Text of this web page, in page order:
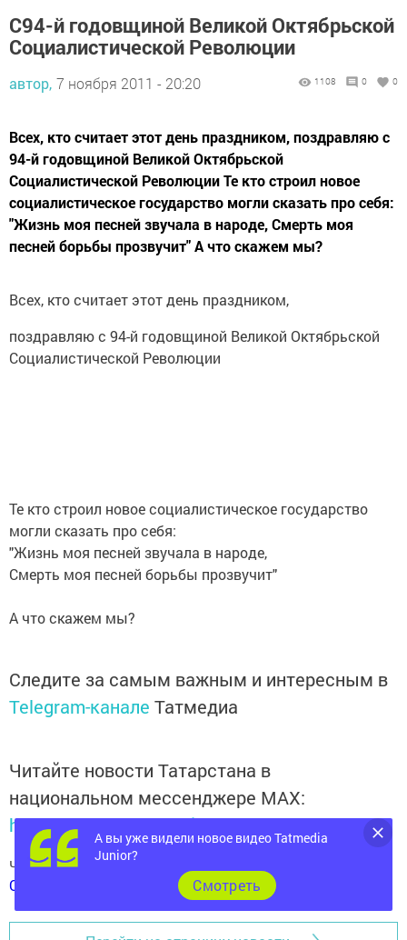
С94-й годовщиной Великой Октябрьской
Социалистической Революции
автор, 7 ноября 2011 - 20:20 1108 0 0
Всех, кто считает этот день праздником, поздравляю с
94-й годовщиной Великой Октябрьской
Социалистической Революции Те кто строил новое
социалистическое государство могли сказать про себя:
"Жизнь моя песней звучала в народе, Смерть моя
песней борьбы прозвучит" А что скажем мы?
Всех, кто считает этот день праздником,
поздравляю с 94-й годовщиной Великой Октябрьской
Социалистической Революции
Те кто строил новое социалистическое государство
могли сказать про себя:
"Жизнь моя песней звучала в народе,
Смерть моя песней борьбы прозвучит"
А что скажем мы?
Следите за самым важным и интересным в
Telegram-канале Татмедиа
Читайте новости Татарстана в
национальном мессенджере MАХ:
https://max.ru/tatmedia
Читай «Волжскую новь» вТелеграм,Вконтакте
Одноклассники
А вы уже видели новое видео Tatmedia
Junior?
Cмотреть